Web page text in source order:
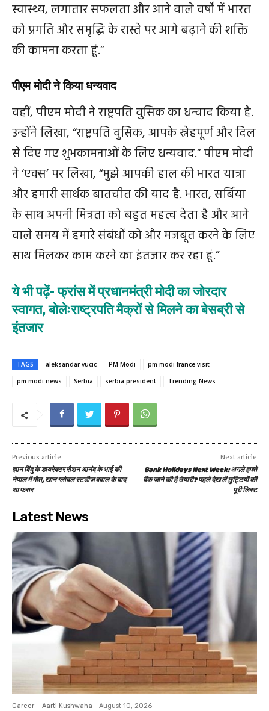
स्वास्थ्य, लगातार सफलता और आने वाले वर्षों में भारत
को प्रगति और समृद्धि के रास्ते पर आगे बढ़ाने की शक्ति
की कामना करता हूं.”
पीएम मोदी ने किया धन्यवाद
वहीं, पीएम मोदी ने राष्ट्रपति वुसिक का धन्वाद किया है.
उन्होंने लिखा, “राष्ट्रपति वुसिक, आपके स्नेहपूर्ण और दिल
से दिए गए शुभकामनाओं के लिए धन्यवाद.” पीएम मोदी
ने ‘एक्‍स’ पर लिखा, “मुझे आपकी हाल की भारत यात्रा
और हमारी सार्थक बातचीत की याद है. भारत, सर्बिया
के साथ अपनी मित्रता को बहुत महत्व देता है और आने
वाले समय में हमारे संबंधों को और मजबूत करने के लिए
साथ मिलकर काम करने का इंतजार कर रहा हूं.”
ये भी पढ़ें- फ्रांस में प्रधानमंत्री मोदी का जोरदार
स्वागत, बोलेःराष्ट्रपति मैक्रों से मिलने का बेसब्री से
इंतजार
TAGS aleksandar vucic PM Modi
pm modi france visit
pm modi news
Serbia serbia president Trending News
Previous article
ज्ञान बिंदु के डायरेक्‍टर रौशन आनंद के भाई की
नेपाल में मौत, खान ग्लोबल स्टडीज बवाल के बाद
था फरार
Next article
Bank Holidays Next Week: अगले हफ्ते
बैंक जाने की है तैयारी? पहले देख लें छुट्टियों की
पूरी लिस्ट
Latest News
Career Aarti Kushwaha - August 10, 2026